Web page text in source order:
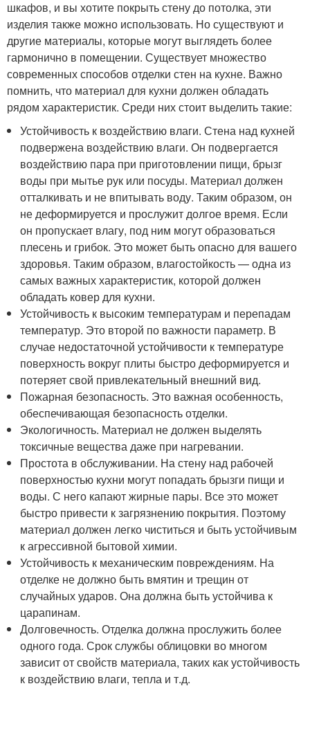
шкафов, и вы хотите покрыть стену до потолка, эти
изделия также можно использовать. Но существуют и
другие материалы, которые могут выглядеть более
гармонично в помещении. Существует множество
современных способов отделки стен на кухне. Важно
помнить, что материал для кухни должен обладать
рядом характеристик. Среди них стоит выделить такие:
Устойчивость к воздействию влаги. Стена над кухней
подвержена воздействию влаги. Он подвергается
воздействию пара при приготовлении пищи, брызг
воды при мытье рук или посуды. Материал должен
отталкивать и не впитывать воду. Таким образом, он
не деформируется и прослужит долгое время. Если
он пропускает влагу, под ним могут образоваться
плесень и грибок. Это может быть опасно для вашего
здоровья. Таким образом, влагостойкость — одна из
самых важных характеристик, которой должен
обладать ковер для кухни.
Устойчивость к высоким температурам и перепадам
температур. Это второй по важности параметр. В
случае недостаточной устойчивости к температуре
поверхность вокруг плиты быстро деформируется и
потеряет свой привлекательный внешний вид.
Пожарная безопасность. Это важная особенность,
обеспечивающая безопасность отделки.
Экологичность. Материал не должен выделять
токсичные вещества даже при нагревании.
Простота в обслуживании. На стену над рабочей
поверхностью кухни могут попадать брызги пищи и
воды. С него капают жирные пары. Все это может
быстро привести к загрязнению покрытия. Поэтому
материал должен легко чиститься и быть устойчивым
к агрессивной бытовой химии.
Устойчивость к механическим повреждениям. На
отделке не должно быть вмятин и трещин от
случайных ударов. Она должна быть устойчива к
царапинам.
Долговечность. Отделка должна прослужить более
одного года. Срок службы облицовки во многом
зависит от свойств материала, таких как устойчивость
к воздействию влаги, тепла и т.д.